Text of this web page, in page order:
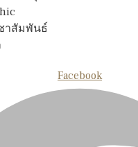
าสัมพันธ์
Facebook